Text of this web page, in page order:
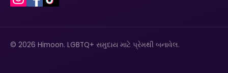
© 2026 Himoon. LGBTQ+ સમુદાય માટે પ્રેમથી બનાવેલ.